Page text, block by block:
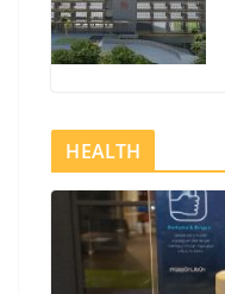
HEALTH